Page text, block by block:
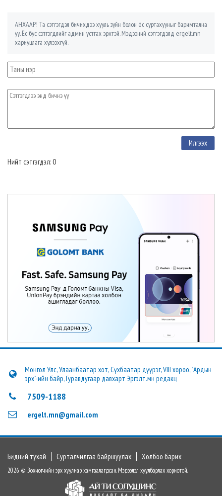
АНХААР! Та сэтгэгдэл бичихдээ хууль зүйн болон ёс суртахууныг баримтална
уу. Ёс бус сэтгэгдлийг админ устгах эрхтэй. Мэдээний сэтгэгдэлд ergelt.mn
хариуцлага хүлээхгүй.
Нийт сэтгэгдэл: 0
Монгол Улс, Улаанбаатар хот, Сүхбаатар дүүрэг, VIII хороо, "Ардын
эрх"-ийн байр, Гуравдугаар давхарт Эргэлт.мн редакц
7509-1188
ergelt.mn@gmail.com
Бидний тухай Сурталчилгаа байршуулах Холбоо барих
2026 © Зохиогчийн эрх хуулиар хамгаалагдсан. Мэдээлэл хуулбарлах хориотой.